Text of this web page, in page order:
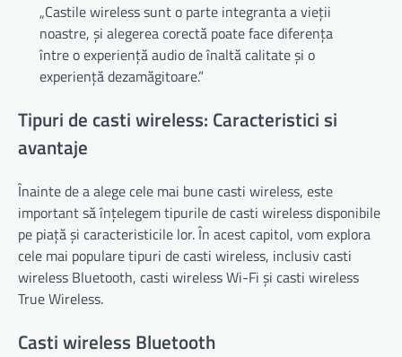
„Castile wireless sunt o parte integranta a vieții
noastre, și alegerea corectă poate face diferența
între o experiență audio de înaltă calitate și o
experiență dezamăgitoare.”
Tipuri de casti wireless: Caracteristici si
avantaje
Înainte de a alege cele mai bune casti wireless, este
important să înțelegem tipurile de casti wireless disponibile
pe piață și caracteristicile lor. În acest capitol, vom explora
cele mai populare tipuri de casti wireless, inclusiv casti
wireless Bluetooth, casti wireless Wi-Fi și casti wireless
True Wireless.
Casti wireless Bluetooth